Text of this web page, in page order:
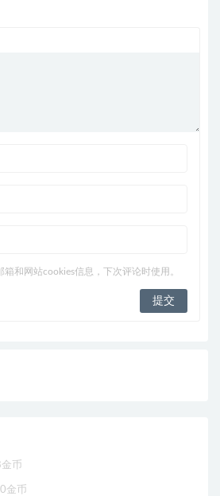
和网站cookies信息，下次评论时使用。
币
金币